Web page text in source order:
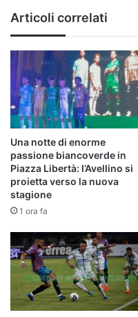
Articoli correlati
Una notte di enorme
passione biancoverde in
Piazza Libertà: l’Avellino si
proietta verso la nuova
stagione
1 ora fa